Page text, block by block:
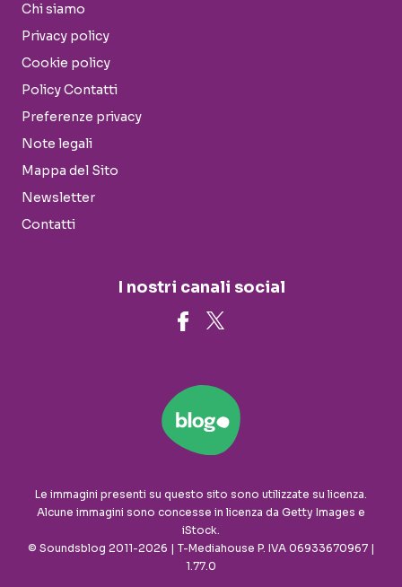
Chi siamo
Privacy policy
Cookie policy
Policy Contatti
Preferenze privacy
Note legali
Mappa del Sito
Newsletter
Contatti
I nostri canali social
Le immagini presenti su questo sito sono utilizzate su licenza.
Alcune immagini sono concesse in licenza da Getty Images e
iStock.
© Soundsblog 2011-2026 | T-Mediahouse P. IVA 06933670967 |
1.77.0